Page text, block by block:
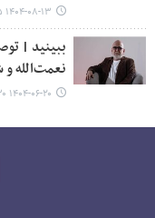
۱۴۰۴-۰۸-۱۳ ۱۷:۴۵
ببینید |
نعمت‌الله
۱۴۰۴-۰۶-۲۰ ۱۴:۳۰